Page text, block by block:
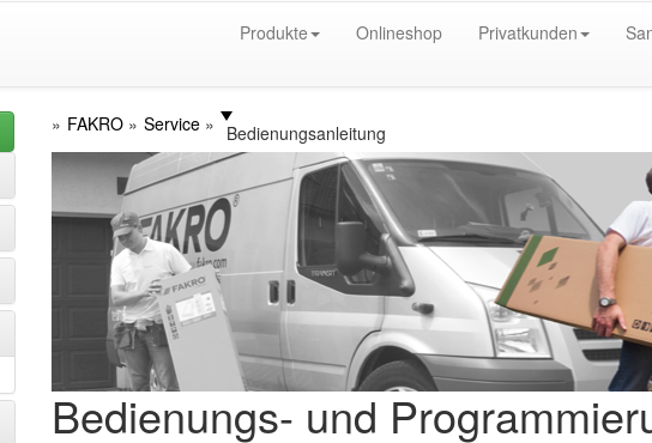
Produkte Onlineshop Privatkunden
FAKRO Service Bedienungsanleitung
Bedienungs- und